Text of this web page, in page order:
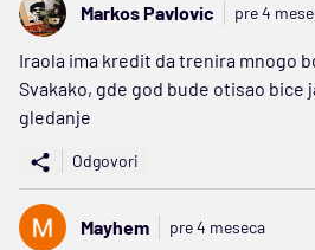
Markos Pavlovic pre 4
Iraola ima kredit da trenira mnogo
Svakako, gde god bude otisao bice
gledanje
Odgovori
Mayhem pre 4 meseca